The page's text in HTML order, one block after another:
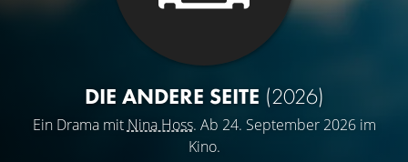
DIE ANDERE SEITE (2026)
Ein Drama mit Nina Hoss. Ab 24. September 2026 im
Kino.